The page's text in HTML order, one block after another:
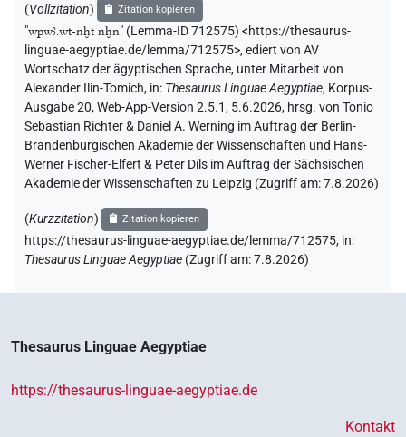
(Vollzitation) Zitation kopieren
"wpwꜣ.wt-nḫt nḫn" (Lemma-ID 712575) <https://thesaurus-
linguae-aegyptiae.de/lemma/712575>,ediert von AV
Wortschatz der ägyptischen Sprache, unter Mitarbeit von
Alexander Ilin-Tomich, in: Thesaurus Linguae Aegyptiae, Korpus-
Ausgabe 20, Web-App-Version 2.5.1, 5.6.2026, hrsg. von Tonio
Sebastian Richter & Daniel A. Werning im Auftrag der Berlin-
Brandenburgischen Akademie der Wissenschaften und Hans-
Werner Fischer-Elfert & Peter Dils im Auftrag der Sächsischen
Akademie der Wissenschaften zu Leipzig (Zugriff am:7.8.2026)
(Kurzzitation) Zitation kopieren
https://thesaurus-linguae-aegyptiae.de/lemma/712575, in:
Thesaurus Linguae Aegyptiae (Zugriff am:7.8.2026)
Thesaurus Linguae Aegyptiae
https://thesaurus-linguae-aegyptiae.de
Kontakt